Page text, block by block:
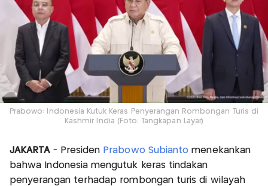
Prabowo: Indonesia Kutuk Keras Penyerangan Rombongan Turis di
Kashmir India (Foto: Tangkapan Layar)
JAKARTA - Presiden Prabowo Subianto menekankan
bahwa Indonesia mengutuk keras tindakan
penyerangan terhadap rombongan turis di wilayah